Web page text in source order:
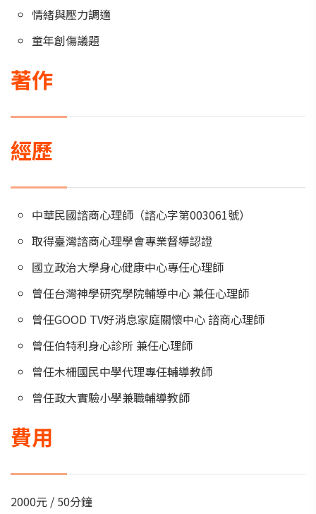
情緒與壓力調適
童年創傷議題
著作
經歷
中華民國諮商心理師（諮心字第003061號）
取得臺灣諮商心理學會專業督導認證
國立政治大學身心健康中心專任心理師
曾任台灣神學研究學院輔導中心 兼任心理師
曾任GOOD TV好消息家庭關懷中心 諮商心理師
曾任伯特利身心診所 兼任心理師
曾任木柵國民中學代理專任輔導教師
曾任政大實驗小學兼職輔導教師
費用
2000元 / 50分鐘